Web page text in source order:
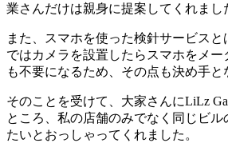
業さんだけは親身に提案してくれまし
また、スマホを使った検針サービスと
ではカメラを設置したらスマホをメー
も不要になるため、その点も決め手と
そのことを受けて、大家さんにLiLz
ところ、私の店舗のみでなく同じビル
たいとおっしゃってくれました。